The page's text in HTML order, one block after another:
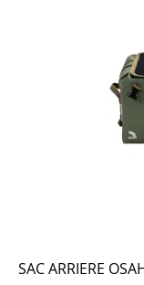
SAC ARRIERE